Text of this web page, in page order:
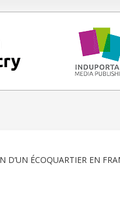
ÉCOQUARTIER EN